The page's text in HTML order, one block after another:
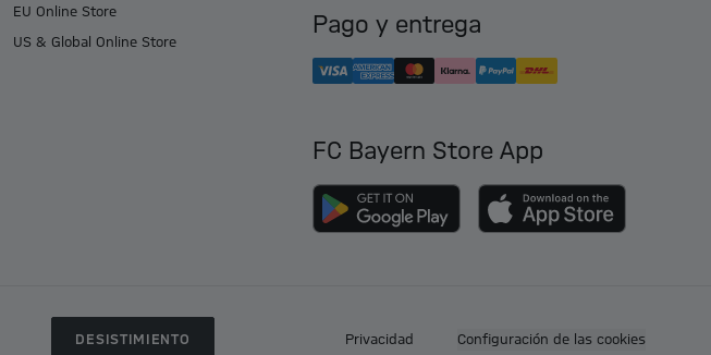
EU Online Store
US & Global Online Store
Pago y entrega
FC Bayern Store App
DESISTIMIENTO
Privacidad Configuración de las cookies